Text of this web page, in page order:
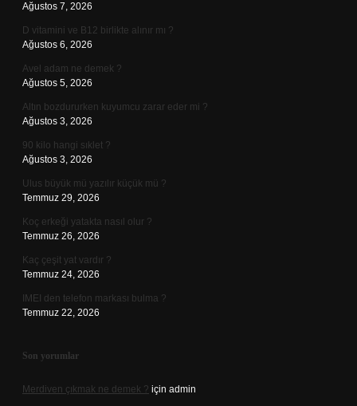
Ağustos 7, 2026
D vitamini ve B12 birlikte alınır mı ?
Ağustos 6, 2026
Avel adam ne demek ?
Ağustos 5, 2026
Altın bozdururken kuyumcu zarar eder mi ?
Ağustos 3, 2026
90 kilo hangi sıklet ?
Ağustos 3, 2026
Ulus büyük mü yazılır küçük mü ?
Temmuz 29, 2026
Koç erkeği yatakta nasıl olur ?
Temmuz 26, 2026
Kaç çeşit yat vardır ?
Temmuz 24, 2026
IMEI den telefon markası bulma ?
Temmuz 22, 2026
Son yorumlar
Merdiven çıkmak ne demek ? için admin